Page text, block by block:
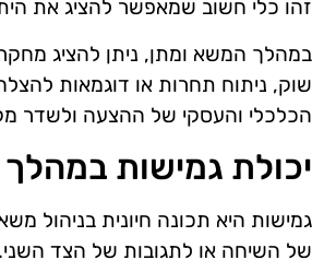
זהו כלי חשוב שמאפשר להציג את
במהלך המשא ומתן, ניתן להציג
שוק, ניתוח תחרות או דוגמאות
הכלכלי והעסקי של ההצעה ולשדר
יכולת גמישות
גמישות היא תכונה חיונית בניהול
של השיחה או לתגובות של הצד